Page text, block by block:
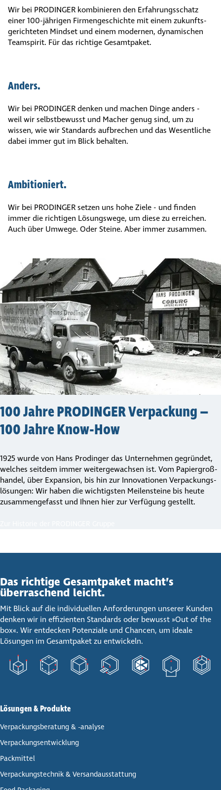
Wir bei PRODINGER kombinieren den Erfah­rungs­schatz
einer 100-jährigen Firmen­ge­schichte mit einem zukunfts­
ge­rich­teten Mindset und einem modernen, dynamischen
Teamspirit. Für das richtige Gesamtpaket.
Anders.
Wir bei PRODINGER denken und machen Dinge anders -
weil wir selbstbewusst und Macher genug sind, um zu
wissen, wie wir Standards aufbrechen und das Wesentliche
dabei immer gut im Blick behalten.
Ambi­tio­niert.
Wir bei PRODINGER setzen uns hohe Ziele - und finden
immer die richtigen Lösungswege, um diese zu erreichen.
Auch über Umwege. Oder Steine. Aber immer zusammen.
100 Jahre PRODINGER Verpa­ckung –
100 Jahre Know-How
1925 wurde von Hans Prodinger das Unternehmen gegründet,
welches seitdem immer weiter­ge­wachsen ist. Vom Papier­groß­
handel, über Expansion, bis hin zur Innovationen Verpa­ckungs­
lö­sungen: Wir haben die wichtigsten Meilensteine bis heute
zusam­men­ge­fasst und Ihnen hier zur Verfügung gestellt.
Das richtige Gesamt­paket macht’s
über­ra­schend leicht.
Mit Blick auf die individuellen Anforderungen unserer Kunden
denken wir in effizienten Standards oder bewusst »Out of the
box«. Wir entdecken Potenziale und Chancen, um ideale
Lösungen im Gesamtpaket zu entwickeln.
Lösungen & Produkte
Ver­pa­ckungs­be­ra­tung & -analyse
Ver­pa­ckungs­ent­wick­lung
Pack­mit­tel
Ver­pa­ckungs­tech­nik & Ver­sand­aus­stat­tung